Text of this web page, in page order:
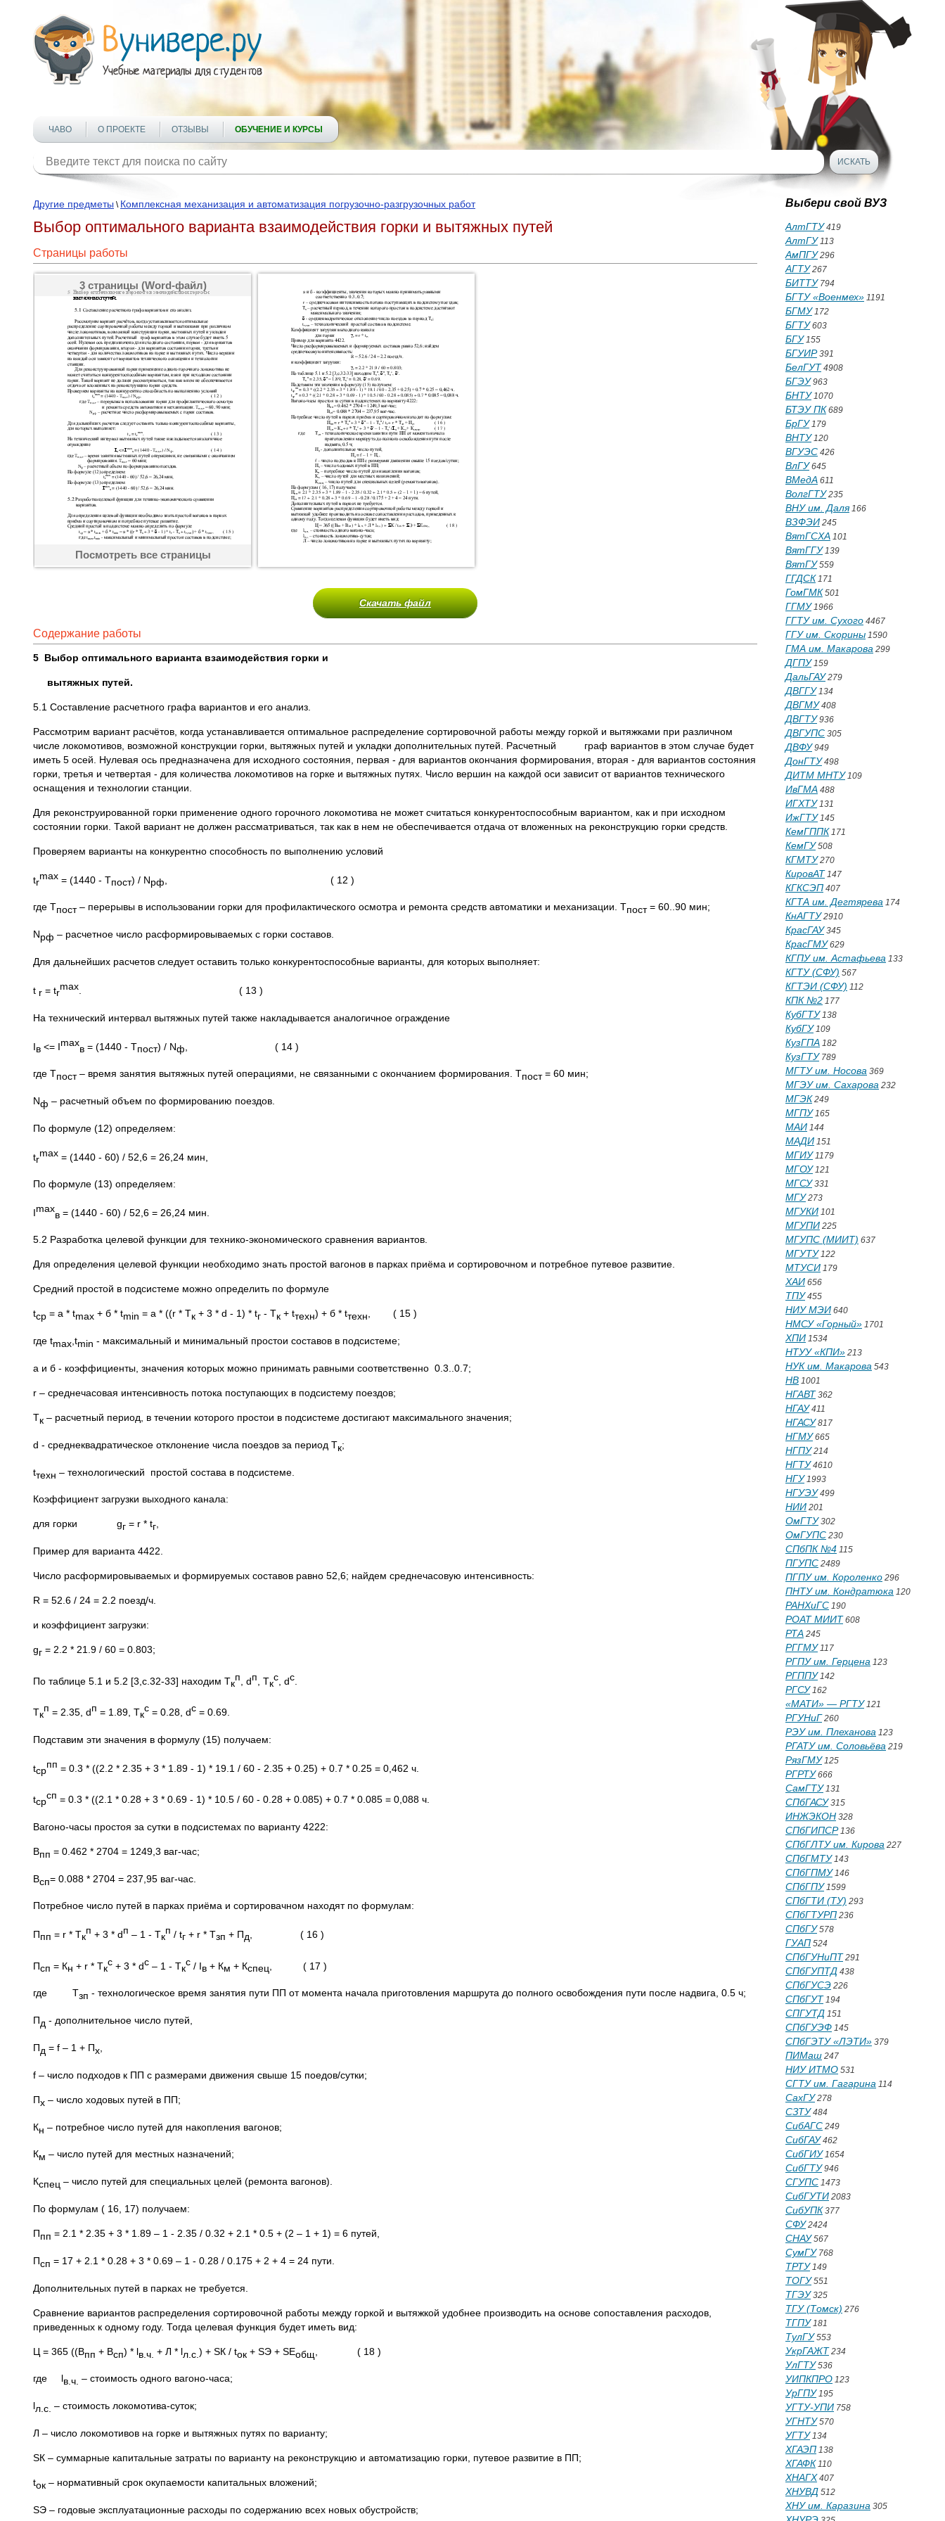
ЧАВО О ПРОЕКТЕ ОТЗЫВЫ ОБУЧЕНИЕ И КУРСЫ
Другие предметы \ Комплексная механизация и автоматизация погрузочно-разгрузочных работ
Выбор оптимального варианта взаимодействия горки и вытяжных путей
Страницы работы
3 страницы (Word-файл)
Посмотреть все страницы
Скачать файл
Содержание работы
5 Выбор оптимального варианта взаимодействия горки и
вытяжных путей.
5.1 Составление расчетного графа вариантов и его анализ.
Рассмотрим вариант расчётов, когда устанавливается оптимальное распределение сортировочной работы между горкой и вытяжками при различном
числе локомотивов, возможной конструкции горки, вытяжных путей и укладки дополнительных путей. Расчетный граф вариантов в этом случае будет
иметь 5 осей. Нулевая ось предназначена для исходного состояния, первая - для вариантов окончания формирования, вторая - для вариантов состояния
горки, третья и четвертая - для количества локомотивов на горке и вытяжных путях. Число вершин на каждой оси зависит от вариантов технического
оснащения и технологии станции.
Для реконструированной горки применение одного горочного локомотива не может считаться конкурентоспособным вариантом, как и при исходном
состоянии горки. Такой вариант не должен рассматриваться, так как в нем не обеспечивается отдача от вложенных на реконструкцию горки средств.
Проверяем варианты на конкурентно способность по выполнению условий
tr
max = (1440 - Tпост) / Nрф , ( 12 )
где Tпост– перерывы в использовании горки для профилактического осмотра и ремонта средств автоматики и механизации. Tпост= 60..90 мин;
Nрф – расчетное число расформировываемых с горки составов.
Для дальнейших расчетов следует оставить только конкурентоспособные варианты, для которых выполняет:
t r = tr
max . ( 13 )
На технический интервал вытяжных путей также накладывается аналогичное ограждение
Iв <= Imax
в = (1440 - Tпост) / Nф , ( 14 )
где Tпост– время занятия вытяжных путей операциями, не связанными с окончанием формирования. Tпост= 60 мин;
Nф – расчетный объем по формированию поездов.
По формуле (12) определяем:
tr
max = (1440 - 60) / 52,6 = 26,24 мин,
По формуле (13) определяем:
Imax
в = (1440 - 60) / 52,6 = 26,24 мин.
5.2 Разработка целевой функции для технико-экономического сравнения вариантов.
Для определения целевой функции необходимо знать простой вагонов в парках приёма и сортировочном и потребное путевое развитие.
Средний простой в подсистеме можно определить по формуле
tср = а * tmax + б * tmin = а * ((r * Тк + 3 * d - 1) * tг - Тк + tтехн) + б * tтехн, ( 15 )
где tmax,tmin - максимальный и минимальный простои составов в подсистеме;
а и б - коэффициенты, значения которых можно принимать равными соответственно 0.3..0.7;
r – среднечасовая интенсивность потока поступающих в подсистему поездов;
Тк – расчетный период, в течении которого простои в подсистеме достигают максимального значения;
d - среднеквадратическое отклонение числа поездов за период Тк;
tтехн – технологический простой состава в подсистеме.
Коэффициент загрузки выходного канала:
для горки gг = r * tг,
Пример для варианта 4422.
Число расформировываемых и формируемых составов равно 52,6; найдем среднечасовую интенсивность:
R = 52.6 / 24 = 2.2 поезд/ч.
и коэффициент загрузки:
gг = 2.2 * 21.9 / 60 = 0.803;
По таблице 5.1 и 5.2 [3,с.32-33] находим Тк
п , dп , Тк
с , dс
Тк
п = 2.35, dп = 1.89, Тк
с = 0.28, dс = 0.69.
Подставим эти значения в формулу (15) получаем:
tср
пп = 0.3 * ((2.2 * 2.35 + 3 * 1.89 - 1) * 19.1 / 60 - 2.35 + 0.25) + 0.7 * 0.25 = 0,462 ч.
tср
сп = 0.3 * ((2.1 * 0.28 + 3 * 0.69 - 1) * 10.5 / 60 - 0.28 + 0.085) + 0.7 * 0.085 = 0,088 ч.
Вагоно-часы простоя за сутки в подсистемах по варианту 4222:
Впп = 0.462 * 2704 = 1249,3 ваг-час;
Всп= 0.088 * 2704 = 237,95 ваг-час.
Потребное число путей в парках приёма и сортировачном находят по формулам:
Ппп = r * Тк
п + 3 * dп – 1 - Тк
п / tг + r * Тзп + Пд , ( 16 )
Псп = Кн + r * Тк
с + 3 * dс – 1 - Тк
с / Iв + Км + Кспец , ( 17 )
где Тзп - технологическое время занятия пути ПП от момента начала приготовления маршрута до полного освобождения пути после надвига, 0.5 ч;
Пд - дополнительное число путей,
Пд = f – 1 + Пх
f – число подходов к ПП с размерами движения свыше 15 поедов/сутки;
Пх – число ходовых путей в ПП;
Кн – потребное число путей для накопления вагонов;
Км – число путей для местных назначений;
Кспец – число путей для специальных целей (ремонта вагонов).
По формулам ( 16, 17) получаем:
Ппп = 2.1 * 2.35 + 3 * 1.89 – 1 - 2.35 / 0.32 + 2.1 * 0.5 + (2 – 1 + 1) = 6 путей,
Псп = 17 + 2.1 * 0.28 + 3 * 0.69 – 1 - 0.28 / 0.175 + 2 + 4 = 24 пути.
Дополнительных путей в парках не требуется.
Сравнение вариантов распределения сортировочной работы между горкой и вытяжкой удобнее производить на основе сопоставления расходов,
приведенных к одному году. Тогда целевая функция будет иметь вид:
Ц = 365 ((Впп + Всп) * lв.ч. + Л * lл.с. ) + SК / tок + SЭ + SЕобщ , ( 18 )
где lв.ч. – стоимость одного вагоно-часа;
lл.с. – стоимость локомотива-суток;
Л – число локомотивов на горке и вытяжных путях по варианту;
SК – суммарные капитальные затраты по варианту на реконструкцию и автоматизацию горки, путевое развитие в ПП;
tок – нормативный срок окупаемости капитальных вложений;
SЭ – годовые эксплуатационные расходы по содержанию всех новых обустройств;
Выбери свой ВУЗ
АлтГТУ419
АлтГУ113
АмПГУ296
АГТУ267
БИТТУ794
БГТУ «Военмех» 1191
БГМУ172
БГТУ603
БГУ155
БГУИР391
БелГУТ 4908
БГЭУ963
БНТУ1070
БТЭУ ПК 689
БрГУ179
ВНТУ120
ВГУЭС 426
ВлГУ645
ВМедА 611
ВолгГТУ235
ВНУ им. Даля166
ВЗФЭИ 245
ВятГСХА 101
ВятГГУ139
ВятГУ559
ГГДСК 171
ГомГМК 501
ГГМУ1966
ГГТУ им. Сухого 4467
ГГУ им. Скорины 1590
ГМА им. Макарова 299
ДГПУ159
ДальГАУ279
ДВГГУ134
ДВГМУ408
ДВГТУ936
ДВГУПС 305
ДВФУ949
ДонГТУ498
ДИТМ МНТУ109
ИвГМА 488
ИГХТУ131
ИжГТУ145
КемГППК 171
КемГУ508
КГМТУ270
КировАТ 147
КГКСЭП 407
КГТА им. Дегтярева 174
КнАГТУ2910
КрасГАУ345
КрасГМУ629
КГПУ им. Астафьева 133
КГТУ (СФУ) 567
КГТЭИ (СФУ) 112
КПК №2 177
КубГТУ138
КубГУ109
КузГПА 182
КузГТУ789
МГТУ им. Носова 369
МГЭУ им. Сахарова 232
МГЭК 249
МГПУ165
МАИ 144
МАДИ 151
МГИУ1179
МГОУ121
МГСУ331
МГУ273
МГУКИ 101
МГУПИ 225
МГУПС (МИИТ) 637
МГУТУ122
МТУСИ 179
ХАИ 656
ТПУ455
НИУ МЭИ 640
НМСУ «Горный» 1701
ХПИ 1534
НТУУ «КПИ» 213
НУК им. Макарова 543
НВ 1001
НГАВТ 362
НГАУ411
НГАСУ817
НГМУ665
НГПУ214
НГТУ4610
НГУ1993
НГУЭУ499
НИИ 201
ОмГТУ302
ОмГУПС 230
СПбПК №4 115
ПГУПС 2489
ПГПУ им. Короленко 296
ПНТУ им. Кондратюка 120
РАНХиГС 190
РОАТ МИИТ 608
РТА 245
РГГМУ117
РГПУ им. Герцена 123
РГППУ142
РГСУ162
«МАТИ» — РГТУ121
РГУНиГ 260
РЭУ им. Плеханова 123
РГАТУ им. Соловьёва 219
РязГМУ125
РГРТУ666
СамГТУ131
СПбГАСУ315
ИНЖЭКОН 328
СПбГИПСР136
СПбГЛТУ им. Кирова 227
СПбГМТУ143
СПбГПМУ146
СПбГПУ1599
СПбГТИ (ТУ) 293
СПбГТУРП 236
СПбГУ578
ГУАП 524
СПбГУНиПТ 291
СПбГУПТД 438
СПбГУСЭ 226
СПбГУТ 194
СПГУТД 151
СПбГУЭФ 145
СПбГЭТУ «ЛЭТИ» 379
ПИМаш 247
НИУ ИТМО 531
СГТУ им. Гагарина 114
СахГУ278
СЗТУ484
СибАГС 249
СибГАУ462
СибГИУ1654
СибГТУ946
СГУПС 1473
СибГУТИ 2083
СибУПК 377
СФУ2424
СНАУ567
СумГУ768
ТРТУ149
ТОГУ551
ТГЭУ325
ТГУ (Томск) 276
ТГПУ181
ТулГУ553
УкрГАЖТ 234
УлГТУ536
УИПКПРО 123
УрГПУ195
УГТУ-УПИ 758
УГНТУ570
УГТУ134
ХГАЭП 138
ХГАФК 110
ХНАГХ 407
ХНУВД 512
ХНУ им. Каразина 305